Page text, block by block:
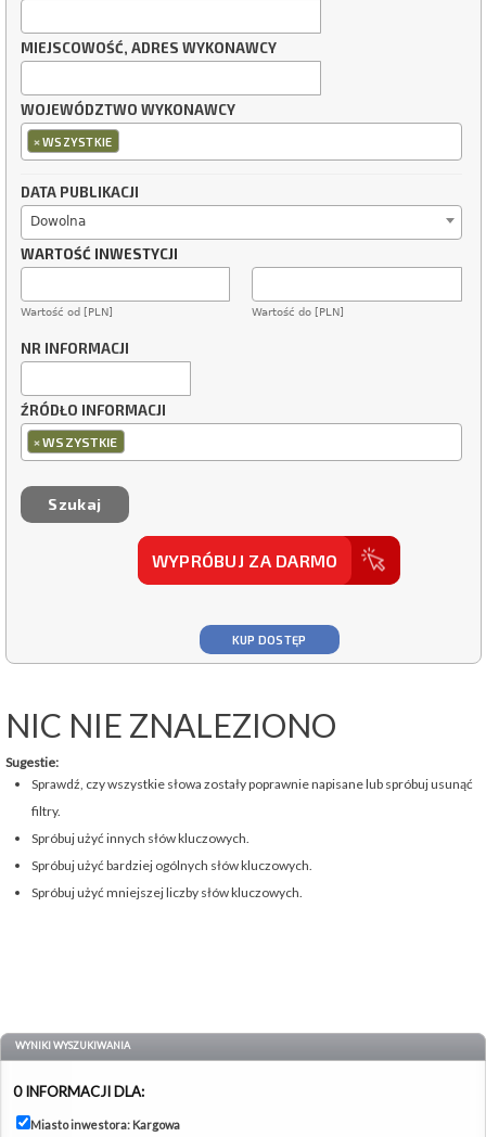
MIEJSCOWOŚĆ, ADRES WYKONAWCY
WOJEWÓDZTWO WYKONAWCY
×WSZYSTKIE
DATA PUBLIKACJI
Dowolna
WARTOŚĆ INWESTYCJI
Wartość od [PLN] Wartość do [PLN]
NR INFORMACJI
ŹRÓDŁO INFORMACJI
×WSZYSTKIE
WYPRÓBUJ ZA DARMO
KUP DOSTĘP
NIC NIE ZNALEZIONO
Sugestie:
Sprawdź, czy wszystkie słowa zostały poprawnie napisane lub spróbuj usunąć
filtry.
Spróbuj użyć innych słów kluczowych.
Spróbuj użyć bardziej ogólnych słów kluczowych.
Spróbuj użyć mniejszej liczby słów kluczowych.
WYNIKI WYSZUKIWANIA
0 INFORMACJI DLA:
Miasto inwestora: Kargowa